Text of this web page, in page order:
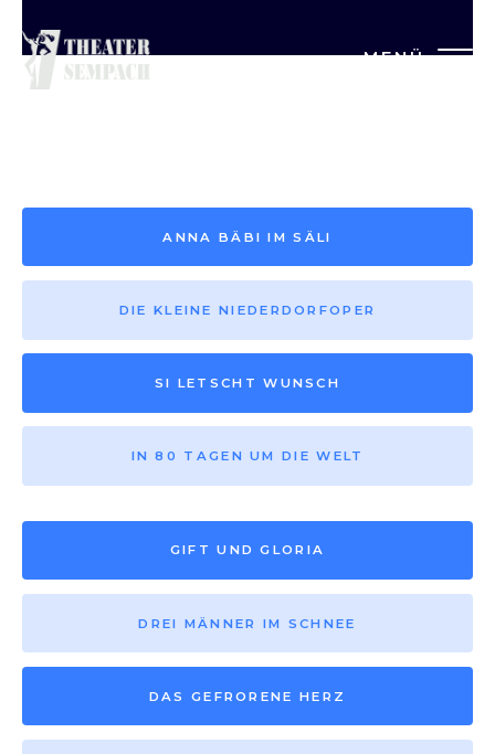
MENÜ
Saison vor 2013
ANNA BÄBI IM SÄLI
DIE KLEINE NIEDERDORFOPER
SI LETSCHT WUNSCH
IN 80 TAGEN UM DIE WELT
GIFT UND GLORIA
DREI MÄNNER IM SCHNEE
DAS GEFRORENE HERZ